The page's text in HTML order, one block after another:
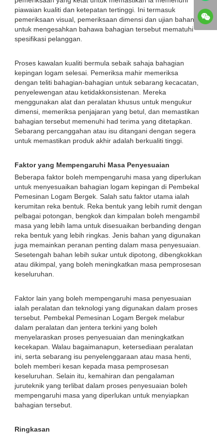
piawaian kualiti dan ketepatan tertinggi. Ini termasuk
pemeriksaan visual, pemeriksaan dimensi dan ujian bahan
untuk mengesahkan bahawa bahagian tersebut mematuhi
spesifikasi pelanggan.
Proses kawalan kualiti bermula sebaik sahaja bahagian
kepingan logam selesai. Pemeriksa mahir memeriksa
dengan teliti bahagian-bahagian untuk sebarang kecacatan,
penyelewengan atau ketidakkonsistenan. Mereka
menggunakan alat dan peralatan khusus untuk mengukur
dimensi, memeriksa penjajaran yang betul, dan memastikan
bahagian tersebut memenuhi had terima yang ditetapkan.
Sebarang percanggahan atau isu ditangani dengan segera
untuk memastikan produk akhir adalah berkualiti tinggi.
Faktor yang Mempengaruhi Masa Penyesuaian
Beberapa faktor boleh mempengaruhi masa yang diperlukan
untuk menyesuaikan bahagian logam kepingan di Pembekal
Pemesinan Logam Bergek. Salah satu faktor utama ialah
kerumitan reka bentuk. Reka bentuk yang lebih rumit dengan
pelbagai potongan, bengkok dan kimpalan boleh mengambil
masa yang lebih lama untuk disesuaikan berbanding dengan
reka bentuk yang lebih ringkas. Jenis bahan yang digunakan
juga memainkan peranan penting dalam masa penyesuaian.
Sesetengah bahan lebih sukar untuk dipotong, dibengkokkan
atau dikimpal, yang boleh meningkatkan masa pemprosesan
keseluruhan.
Faktor lain yang boleh mempengaruhi masa penyesuaian
ialah peralatan dan teknologi yang digunakan dalam proses
tersebut. Pembekal Pemesinan Logam Bergek melabur
dalam peralatan dan jentera terkini yang boleh
menyelaraskan proses penyesuaian dan meningkatkan
kecekapan. Walau bagaimanapun, ketersediaan peralatan
ini, serta sebarang isu penyelenggaraan atau masa henti,
boleh memberi kesan kepada masa pemprosesan
keseluruhan. Selain itu, kemahiran dan pengalaman
juruteknik yang terlibat dalam proses penyesuaian boleh
mempengaruhi masa yang diperlukan untuk menyiapkan
bahagian tersebut.
Ringkasan